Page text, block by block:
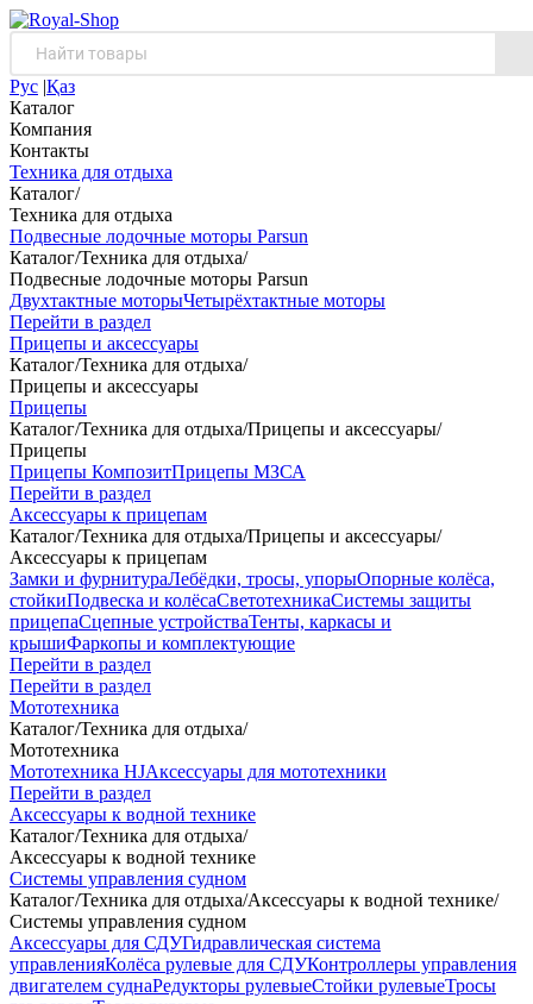
Рус |Қаз
Каталог
Компания
Контакты
Техника для отдыха
Каталог/
Техника для отдыха
Подвесные лодочные моторы Parsun
Каталог/Техника для отдыха/
Подвесные лодочные моторы Parsun
Двухтактные моторыЧетырёхтактные моторы
Перейти в раздел
Прицепы и аксессуары
Каталог/Техника для отдыха/
Прицепы и аксессуары
Прицепы
Каталог/Техника для отдыха/Прицепы и аксессуары/
Прицепы
Прицепы КомпозитПрицепы МЗСА
Перейти в раздел
Аксессуары к прицепам
Каталог/Техника для отдыха/Прицепы и аксессуары/
Аксессуары к прицепам
Замки и фурнитураЛебёдки, тросы, упорыОпорные колёса,
стойкиПодвеска и колёсаСветотехникаСистемы защиты
прицепаСцепные устройстваТенты, каркасы и
крышиФаркопы и комплектующие
Перейти в раздел
Перейти в раздел
Мототехника
Каталог/Техника для отдыха/
Мототехника
Мототехника HJАксессуары для мототехники
Перейти в раздел
Аксессуары к водной технике
Каталог/Техника для отдыха/
Аксессуары к водной технике
Системы управления судном
Каталог/Техника для отдыха/Аксессуары к водной технике/
Системы управления судном
Аксессуары для СДУГидравлическая система
управленияКолёса рулевые для СДУКонтроллеры управления
двигателем суднаРедукторы рулевыеСтойки рулевыеТросы